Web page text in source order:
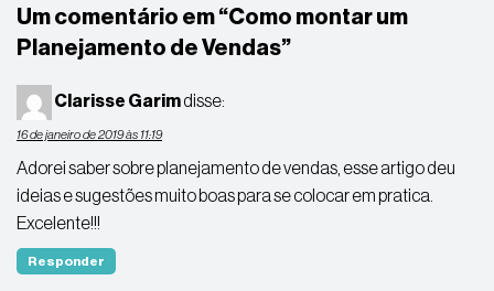
Um comentário em “Como montar um
Planejamento de Vendas”
Clarisse Garimdisse:
16 de janeiro de 2019 às 11:19
Adorei saber sobre planejamento de vendas, esse artigo deu
ideias e sugestões muito boas para se colocar em pratica.
Excelente!!!
Responder